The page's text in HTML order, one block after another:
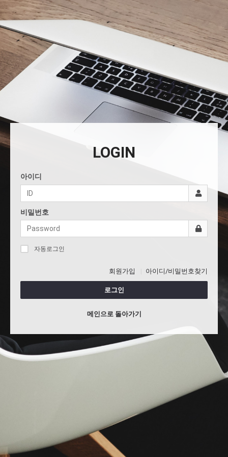
LOGIN
아이디
비밀번호
자동로그인
회원가입 아이디/비밀번호찾기
로그인
메인으로 돌아가기